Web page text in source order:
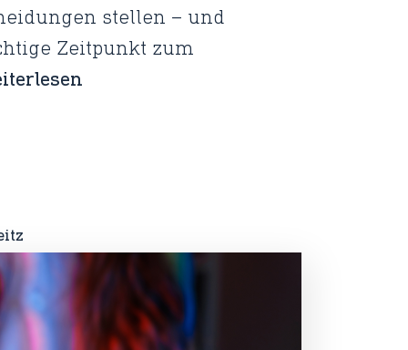
stellen – und
Zeitpunkt zum